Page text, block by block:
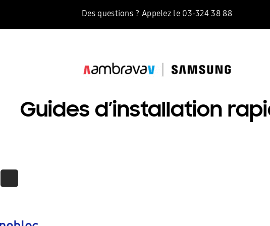
Des questions ? Appelez le 03-324 38 88
Guides d’installation